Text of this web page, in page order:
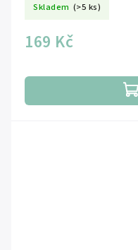
Skladem (>5 ks)
169 Kč